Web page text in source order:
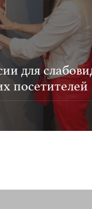
для
посетителей